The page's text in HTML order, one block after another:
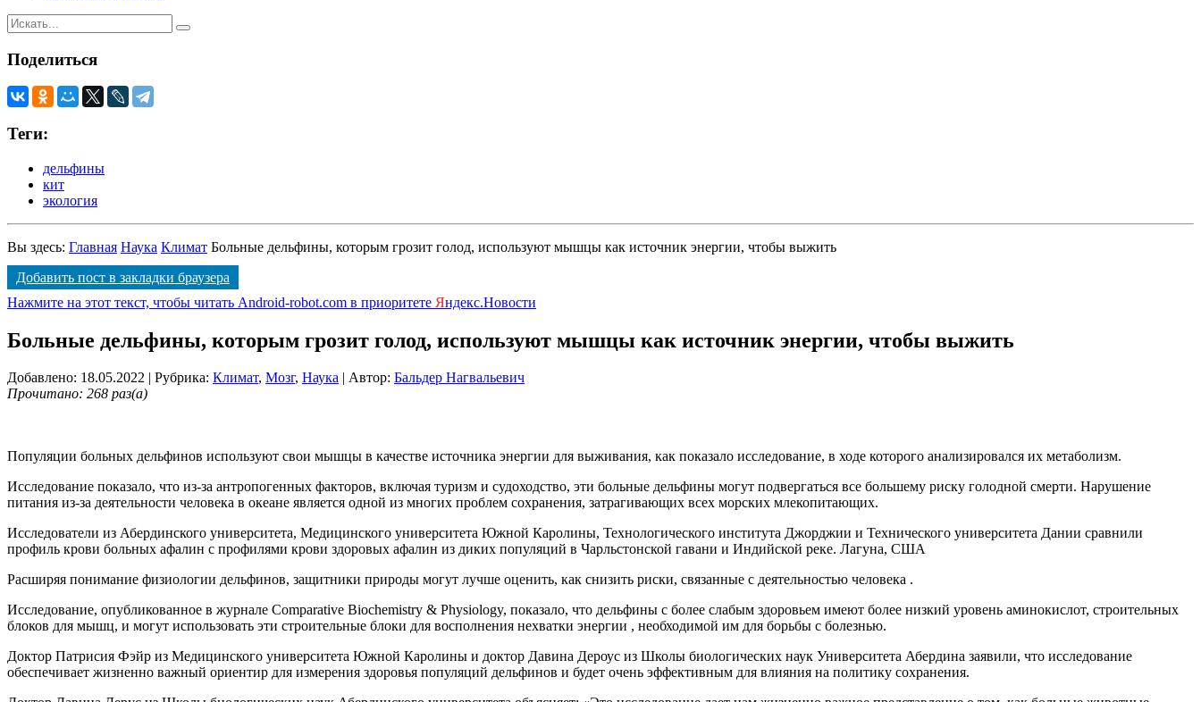
Поделиться
Теги:
дельфины
кит
экология
Вы здесь: Главная Наука Климат Больные дельфины, которым грозит голод, используют мышцы как источник энергии, чтобы выжить
Добавить пост в закладки браузера
Нажмите на этот текст, чтобы читать Android-robot.com в приоритете Яндекс.Новости
Больные дельфины, которым грозит голод, используют мышцы как источник энергии, чтобы выжить
Добавлено: 18.05.2022 | Рубрика: Климат, Мозг, Наука | Автор: Бальдер Нагвальевич
Прочитано: 268 раз(а)
Популяции больных дельфинов используют свои мышцы в качестве источника энергии для выживания, как показало исследование, в ходе которого анализировался их метаболизм.
Исследование показало, что из-за антропогенных факторов, включая туризм и судоходство, эти больные дельфины могут подвергаться все большему риску голодной смерти. Нарушение
питания из-за деятельности человека в океане является одной из многих проблем сохранения, затрагивающих всех морских млекопитающих.
Исследователи из Абердинского университета, Медицинского университета Южной Каролины, Технологического института Джорджии и Технического университета Дании сравнили
профиль крови больных афалин с профилями крови здоровых афалин из диких популяций в Чарльстонской гавани и Индийской реке. Лагуна, США
Расширяя понимание физиологии дельфинов, защитники природы могут лучше оценить, как снизить риски, связанные с деятельностью человека .
Исследование, опубликованное в журнале Comparative Biochemistry & Physiology, показало, что дельфины с более слабым здоровьем имеют более низкий уровень аминокислот, строительных
блоков для мышц, и могут использовать эти строительные блоки для восполнения нехватки энергии , необходимой им для борьбы с болезнью.
Доктор Патрисия Фэйр из Медицинского университета Южной Каролины и доктор Давина Дероус из Школы биологических наук Университета Абердина заявили, что исследование
обеспечивает жизненно важный ориентир для измерения здоровья популяций дельфинов и будет очень эффективным для влияния на политику сохранения.